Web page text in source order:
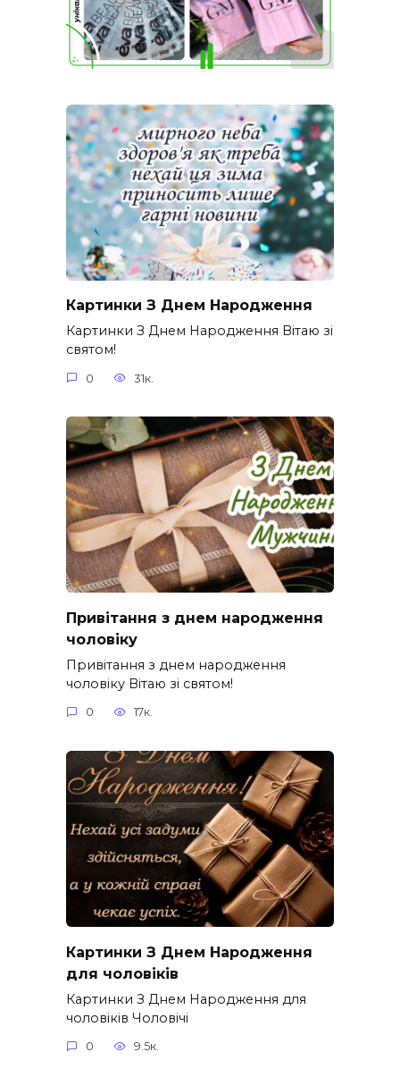
Картинки З Днем Народження
Картинки З Днем Народження Вітаю зі
святом!
0 31к.
Привітання з днем народження
чоловіку
Привітання з днем народження
чоловіку Вітаю зі святом!
0 17к.
Картинки З Днем Народження
для чоловіків​
Картинки З Днем Народження для
чоловіків​ Чоловічі
0 9.5к.